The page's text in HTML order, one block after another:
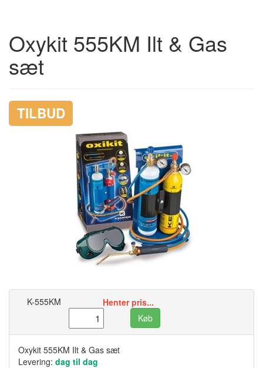
Oxykit 555KM Ilt & Gas
sæt
TILBUD
K-555KM
Henter pris...
Køb
Oxykit 555KM Ilt & Gas sæt
Levering: dag til dag